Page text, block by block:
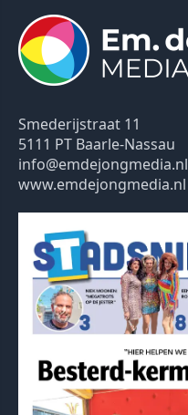
Smederijstraat 11
5111 PT Baarle-Nassau
info@emdejongmedia.nl
www.emdejongmedia.nl